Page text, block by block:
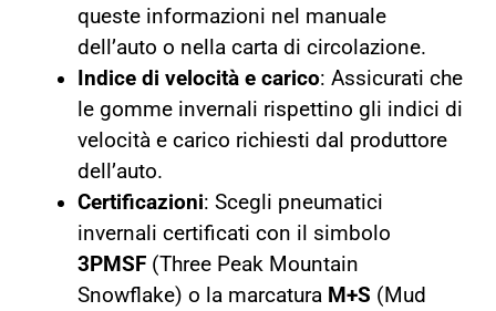
queste informazioni nel manuale
dell’auto o nella carta di circolazione.
Indice di velocità e carico: Assicurati che
le gomme invernali rispettino gli indici di
velocità e carico richiesti dal produttore
dell’auto.
Certificazioni: Scegli pneumatici
invernali certificati con il simbolo
3PMSF(Three Peak Mountain
Snowflake) o la marcatura M+S (Mud